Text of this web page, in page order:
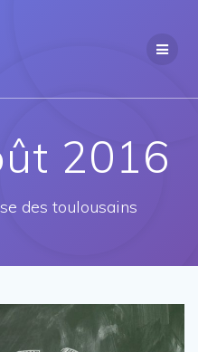
2016
des toulousains